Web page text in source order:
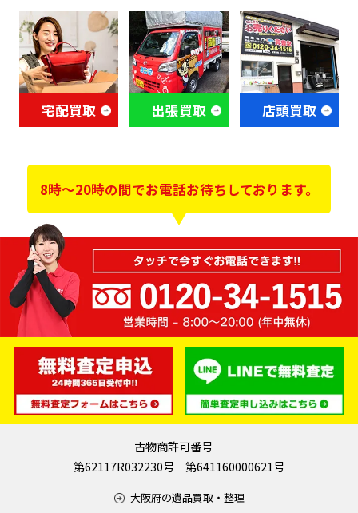
宅配買取 出張買取 店頭買取
8時～20時の間でお電話お待ちしております。
古物商許可番号
第62117R032230号 第641160000621号
大阪府の遺品買取・整理